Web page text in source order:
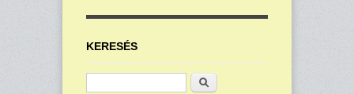
KERESÉS
Keresés